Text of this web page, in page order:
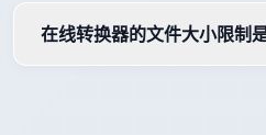
在线转换器的文件大小限制